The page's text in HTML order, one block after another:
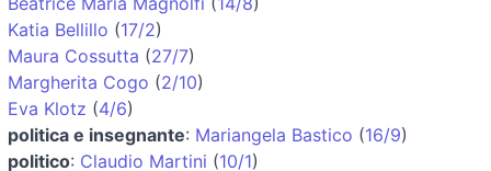
Katia Bellillo (17/2)
Maura Cossutta (27/7)
Margherita Cogo (2/10)
Eva Klotz (4/6)
politica e insegnante: Mariangela Bastico (16/9)
politico: Claudio Martini (10/1)